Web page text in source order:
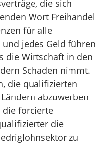
die sich
Wort Freihandel
für alle
jedes Geld führen
die Wirtschaft in den
Schaden nimmt.
die qualifizierten
abzuwerben
die forcierte
die
zu